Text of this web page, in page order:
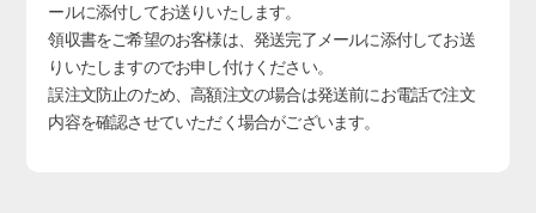
ールに添付してお送りいたします。
領収書をご希望のお客様は、発送完了メールに添付してお送
りいたしますのでお申し付けください。
誤注文防止のため、高額注文の場合は発送前にお電話で注文
内容を確認させていただく場合がございます。